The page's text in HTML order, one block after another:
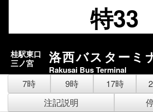
特33
桂駅東口
三ノ宮
洛西バスターミ
Rakusai Bus Terminal
7時 9時 17時
注記説明